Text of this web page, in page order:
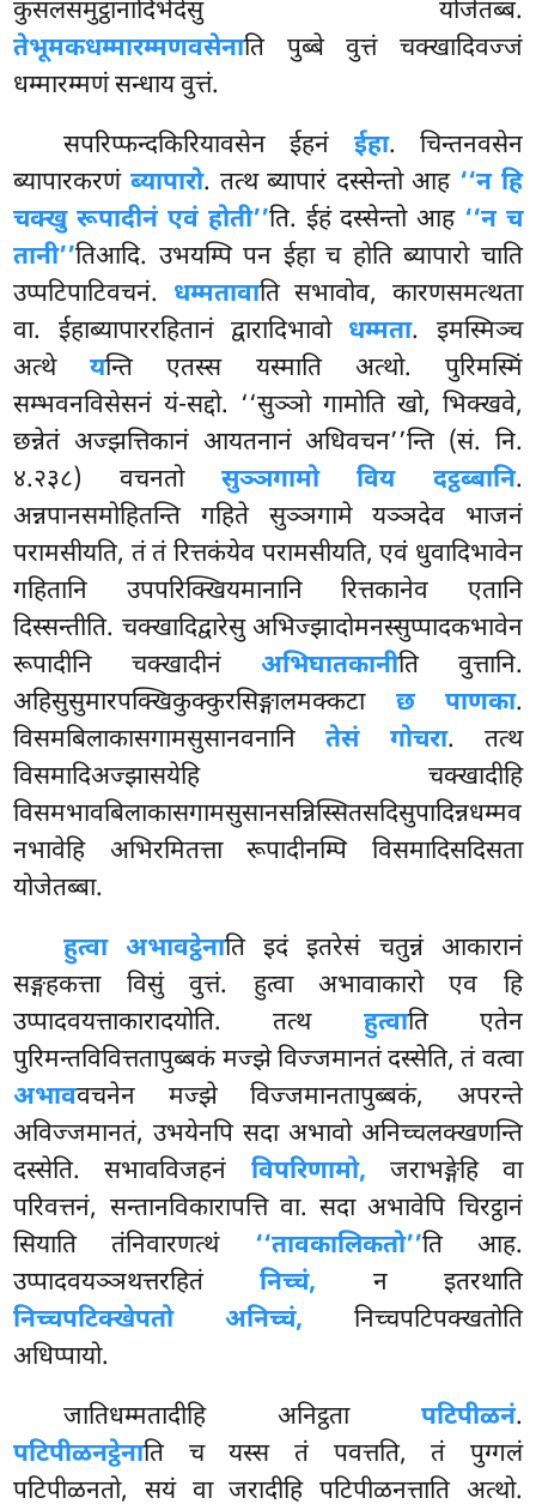
कुसलसमुट्ठानादिभेदेसु योजेतब्बं.
तेभूमकधम्मारम्मणवसेनाति पुब्बे वुत्तं चक्खादिवज्जं
धम्मारम्मणं सन्धाय वुत्तं.
सपरिप्फन्दकिरियावसेन ईहनं ईहा. चिन्तनवसेन
ब्यापारकरणं ब्यापारो. तत्थ ब्यापारं दस्सेन्तो आह ‘‘न हि
चक्खु रूपादीनं एवं होती’’ति. ईहं दस्सेन्तो आह ‘‘न च
तानी’’तिआदि. उभयम्पि पन ईहा च होति ब्यापारो चाति
उप्पटिपाटिवचनं. धम्मतावाति सभावोव, कारणसमत्थता
वा. ईहाब्यापाररहितानं द्वारादिभावो धम्मता. इमस्मिञ्च
अत्थेयन्ति एतस्स यस्माति अत्थो. पुरिमस्मिं
सम्भवनविसेसनं यं-सद्दो. ‘‘सुञ्ञो गामोति खो, भिक्खवे,
छन्नेतं अज्झत्तिकानं आयतनानं अधिवचन’’न्ति (सं. नि.
४.२३८) वचनतो सुञ्ञगामो विय दट्ठब्बानि.
अन्नपानसमोहितन्ति गहिते सुञ्ञगामे यञ्ञदेव भाजनं
परामसीयति, तं तं रित्तकंयेव परामसीयति, एवं धुवादिभावेन
गहितानि उपपरिक्खियमानानि रित्तकानेव एतानि
दिस्सन्तीति. चक्खादिद्वारेसु अभिज्झादोमनस्सुप्पादकभावेन
रूपादीनि चक्खादीनं अभिघातकानीति वुत्तानि.
अहिसुसुमारपक्खिकुक्कुरसिङ्गालमक्कटा छ पाणका.
विसमबिलाकासगामसुसानवनानितेसं गोचरा. तत्थ
विसमादिअज्झासयेहि चक्खादीहि
विसमभावबिलाकासगामसुसानसन्निस्सितसदिसुपादिन्नधम्मव
नभावेहि अभिरमितत्ता रूपादीनम्पि विसमादिसदिसता
योजेतब्बा.
हुत्वा अभावट्ठेनाति इदं इतरेसं चतुन्नं आकारानं
सङ्गहकत्ता विसुं वुत्तं. हुत्वा अभावाकारो एव हि
उप्पादवयत्ताकारादयोति. तत्थ हुत्वाति एतेन
पुरिमन्तविवित्ततापुब्बकं मज्झे विज्जमानतं दस्सेति, तं वत्वा
अभाववचनेन मज्झे विज्जमानतापुब्बकं, अपरन्ते
अविज्जमानतं, उभयेनपि सदा अभावो अनिच्चलक्खणन्ति
दस्सेति. सभावविजहनं विपरिणामो, जराभङ्गेहि वा
परिवत्तनं, सन्तानविकारापत्ति वा. सदा अभावेपि चिरट्ठानं
सियाति तंनिवारणत्थं ‘‘तावकालिकतो’’ति आह.
उप्पादवयञ्ञथत्तरहितंनिच्चं, न इतरथाति
निच्चपटिक्खेपतो अनिच्चं, निच्चपटिपक्खतोति
अधिप्पायो.
जातिधम्मतादीहि अनिट्ठता पटिपीळनं.
पटिपीळनट्ठेनाति च यस्स तं पवत्तति, तं पुग्गलं
पटिपीळनतो, सयं वा जरादीहि पटिपीळनत्ताति अत्थो.